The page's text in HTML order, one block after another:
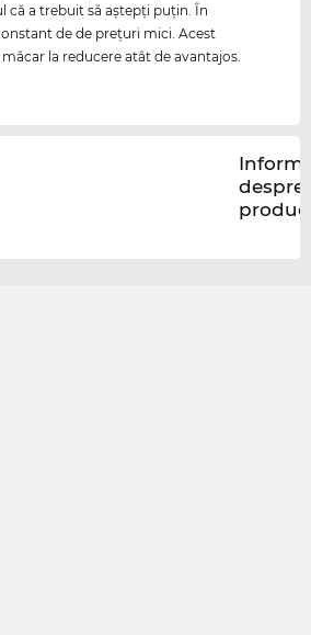
că a trebuit să aştepţi puţin. În
de de preţuri mici. Acest
la reducere atât de avantajos.
despre